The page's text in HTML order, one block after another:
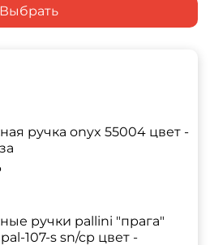
Выбрать
ручка onyx 55004 цвет -
ручки pallini "прага"
107-s sn/cp цвет -